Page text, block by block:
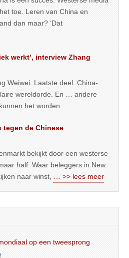
toe. Leren van China en
dan maar? ‘Dat
werkt’, interview Zhang
Weiwei. Laatste deel: China-
wereldorde. En … andere
het worden.
tegen de Chinese
bekijkt door een westerse
half. Waar beleggers in New
naar winst,
… >> lees meer
# 108: AI mondiaal op een tweesprong